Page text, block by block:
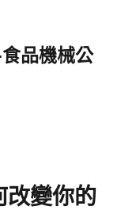
品機械公
改變你的